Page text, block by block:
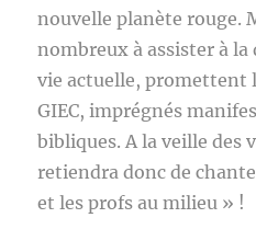
nouvelle planète rouge.
nombreux à assister à
vie actuelle, promettent
GIEC, imprégnés
bibliques. A la veille des
retiendra donc de
et les profs au milieu » !